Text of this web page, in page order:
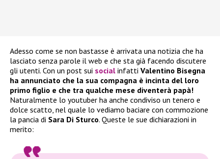
Adesso come se non bastasse è arrivata una notizia che ha
lasciato senza parole il web e che sta già facendo discutere
gli utenti. Con un post sui social infatti Valentino Bisegna
ha annunciato che la sua compagna è incinta del loro
primo figlio e che tra qualche mese diventerà papà!
Naturalmente lo youtuber ha anche condiviso un tenero e
dolce scatto, nel quale lo vediamo baciare con commozione
la pancia di Sara Di Sturco. Queste le sue dichiarazioni in
merito: